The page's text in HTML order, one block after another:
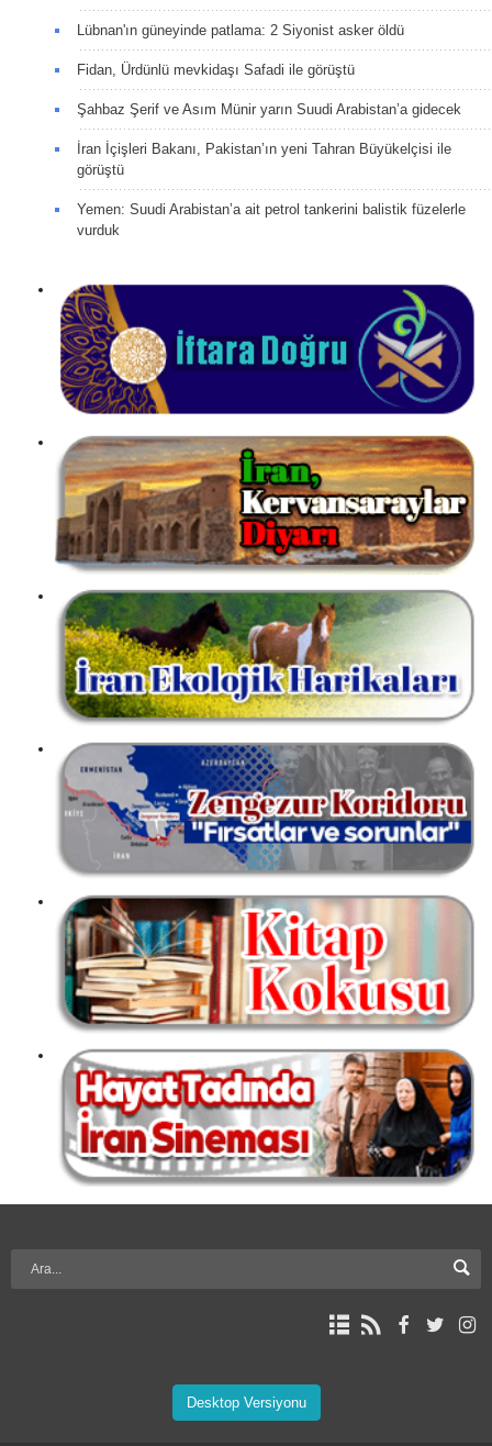
Lübnan'ın güneyinde patlama: 2 Siyonist asker öldü
Fidan, Ürdünlü mevkidaşı Safadi ile görüştü
Şahbaz Şerif ve Asım Münir yarın Suudi Arabistan’a gidecek
İran İçişleri Bakanı, Pakistan’ın yeni Tahran Büyükelçisi ile
görüştü
Yemen: Suudi Arabistan’a ait petrol tankerini balistik füzelerle
vurduk
Desktop Versiyonu